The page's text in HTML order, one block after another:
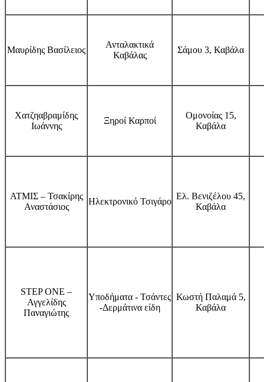
Μαυρίδης Βασίλειος
Ανταλακτικά
Καβάλας
Σάμου 3, Καβάλα
Χατζηαβραμίδης
Ιωάννης
Ξηροί Καρποί
Ομονοίας 15,
Καβάλα
ΑΤΜΙΣ – Τσακίρης
Αναστάσιος
Ηλεκτρονικό Τσιγάρο
Ελ. Βενιζέλου 45,
Καβάλα
STEP ONE –
Αγγελίδης
Παναγιώτης
Υποδήματα - Τσάντες
-Δερμάτινα είδη
Κωστή Παλαμά 5,
Καβάλα